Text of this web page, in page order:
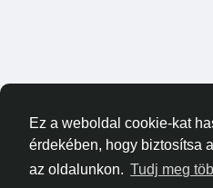
Ez a weboldal cookie-kat
érdekében, hogy biztosítsa
az oldalunkon. Tudj meg